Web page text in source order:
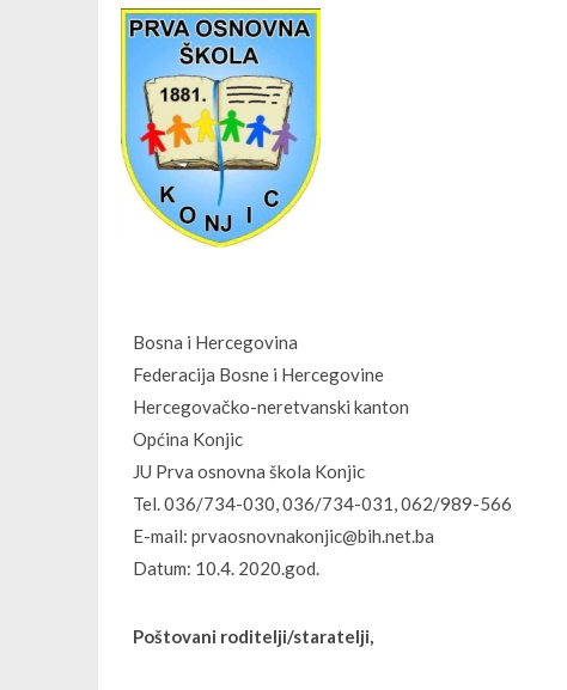
Bosna i Hercegovina
Federacija Bosne i Hercegovine
Hercegovačko-neretvanski kanton
Općina Konjic
JU Prva osnovna škola Konjic
Tel. 036/734-030, 036/734-031, 062/989-566
E-mail: prvaosnovnakonjic@bih.net.ba
Datum: 10.4. 2020.god.
Poštovani roditelji/staratelji,